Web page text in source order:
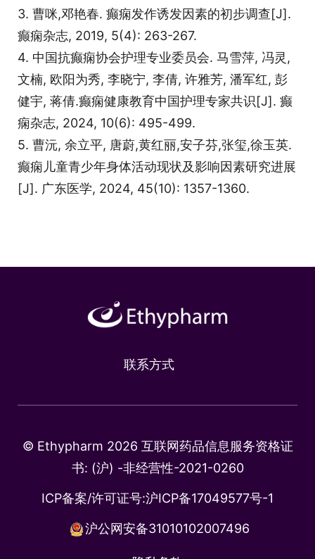
3. 曹咪,邓艳春. 癫痫发作诱发因素的初步调查[J].
癫痫杂志, 2019, 5(4): 263-267.
4. 中国抗癫痫协会护理专业委员会. 马雪萍, 冯灵,
文楠, 欧阳为秀, 李晓宁, 李倩, 许雅芳, 潘军红, 彭
健宇, 蒋倩.癫痫健康教育中国护理专家共识[J]. 癫
痫杂志, 2024, 10(6): 495-499.
5. 曹沅, 余立平, 唐蔚,黄红丽,安子芬,张玺,徐玉英.
癫痫儿童青少年身体活动现状及影响因素研究进展
[J]. 广东医学, 2024, 45(10): 1357-1360.
联系方式
© Ethypharm 2026 互联网药品信息服务资格证
书: (沪) -非经营性-2021-0260
ICP备案/许可证号:沪ICP备17049577号-1
沪公网安备31010102007496